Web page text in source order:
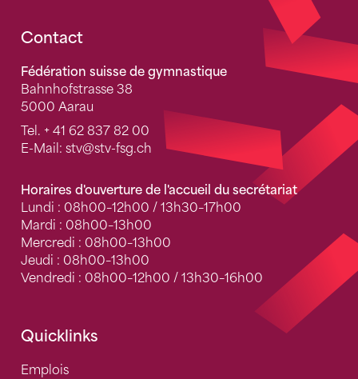
Fusszeile
Contact
Fédération suisse de gymnastique
Bahnhofstrasse 38
5000 Aarau
Tel. + 41 62 837 82 00
E-Mail: stv@stv-fsg.ch
Horaires d'ouverture de l'accueil du secrétariat
Lundi : 08h00–12h00 / 13h30–17h00
Mardi : 08h00–13h00
Mercredi : 08h00–13h00
Jeudi : 08h00–13h00
Vendredi : 08h00–12h00 / 13h30–16h00
Quicklinks
Emplois